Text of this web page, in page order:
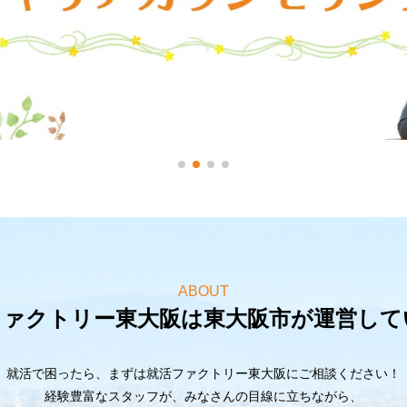
ABOUT
クトリー東大阪は東大阪市が運営し
就活で困ったら、まずは就活ファクトリー東大阪にご相談ください！
経験豊富なスタッフが、みなさんの目線に立ちながら、